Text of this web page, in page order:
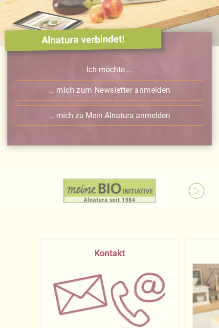
Alnatura verbindet!
Ich möchte ...
… mich zum Newsletter anmelden
… mich zu Mein Alnatura anmelden
Kontakt